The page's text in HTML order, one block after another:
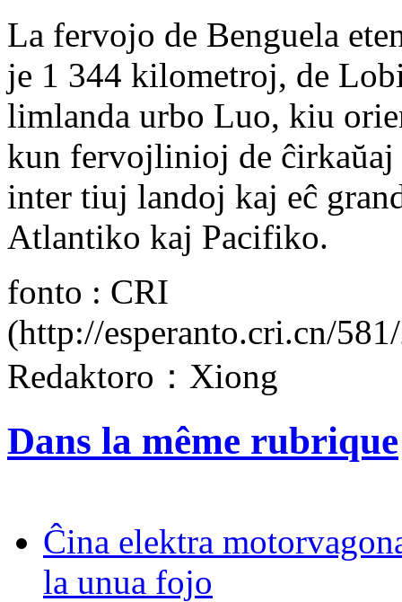
La fervojo de Benguela
je 1 344 kilometroj, de
limlanda urbo Luo, kiu
kun fervojlinioj de
inter tiuj landoj kaj eĉ
Atlantiko kaj Pacifiko.
fonto : CRI
(http://esperanto.cri.cn/
Redaktoro：Xiong
Dans la même rubrique
Ĉina elektra
la unua fojo